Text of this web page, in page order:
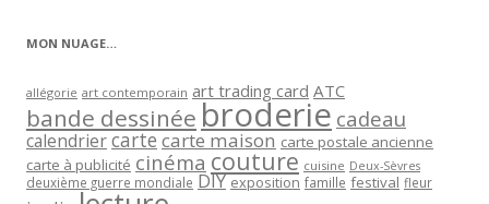
MON NUAGE…
allégorie art contemporain art trading card ATC
bande dessinée broderie cadeau
calendriercartecarte maison carte postale ancienne
carte à publicité cinéma couture cuisine Deux-Sèvres
deuxième guerre mondiale DIY exposition famille festival fleur